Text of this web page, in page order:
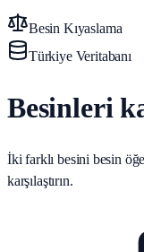
Besin Kıyaslama
Türkiye Veritabanı
Besinleri
İki farklı besini besin
karşılaştırın.